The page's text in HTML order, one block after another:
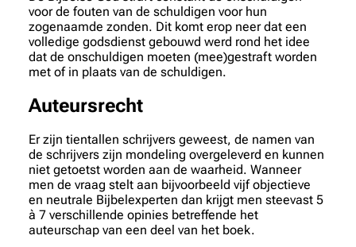
voor de fouten van de schuldigen voor hun
zogenaamde zonden. Dit komt erop neer dat een
volledige godsdienst gebouwd werd rond het idee
dat de onschuldigen moeten (mee)gestraft worden
met of in plaats van de schuldigen.
Auteursrecht
Er zijn tientallen schrijvers geweest, de namen van
de schrijvers zijn mondeling overgeleverd en kunnen
niet getoetst worden aan de waarheid. Wanneer
men de vraag stelt aan bijvoorbeeld vijf objectieve
en neutrale Bijbelexperten dan krijgt men steevast 5
à 7 verschillende opinies betreffende het
auteurschap van een deel van het boek.